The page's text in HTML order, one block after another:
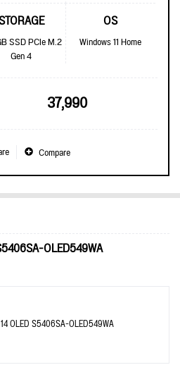
SSD PCIe M.2
Gen 4
OS
Windows 11 Home
37,990
Compare
OLED549WA
OLED S5406SA-OLED549WA